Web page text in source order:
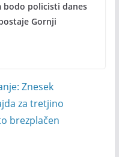
bodo policisti danes
Gornji
Znesek
za tretjino
brezplačen